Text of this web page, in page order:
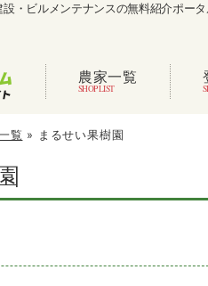
・ビルメンテナンスの無料紹介ポー
農家一覧
覧 » まるせい果樹園